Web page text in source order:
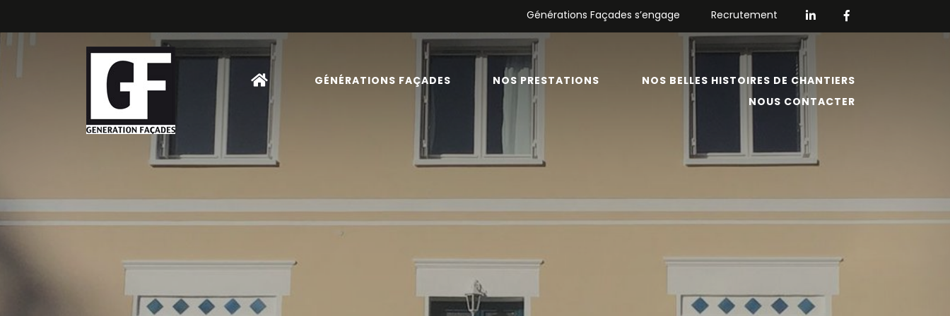
Générations Façades s’engage Recrutement
GÉNÉRATIONS FAÇADES NOS PRESTATIONS
NOS BELLES HISTOIRES DE CHANTIERS
NOUS CONTACTER